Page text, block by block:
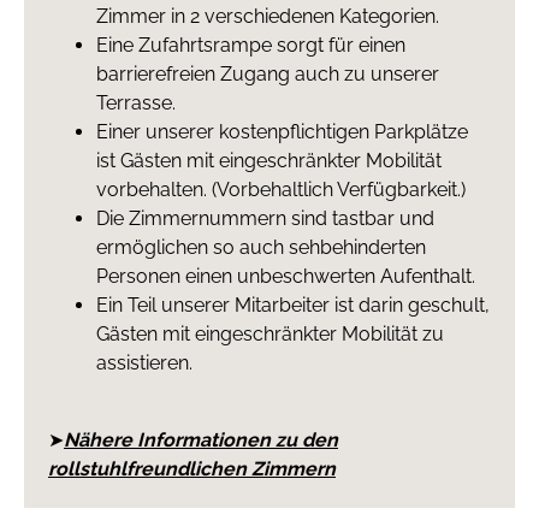
Zimmer in 2 verschiedenen Kategorien.
Eine Zufahrtsrampe sorgt für einen
barrierefreien Zugang auch zu unserer
Terrasse.
Einer unserer kostenpflichtigen Parkplätze
ist Gästen mit eingeschränkter Mobilität
vorbehalten. (Vorbehaltlich Verfügbarkeit.)
Die Zimmernummern sind tastbar und
ermöglichen so auch sehbehinderten
Personen einen unbeschwerten Aufenthalt.
Ein Teil unserer Mitarbeiter ist darin geschult,
Gästen mit eingeschränkter Mobilität zu
assistieren.
➤Nähere Informationen zu den
rollstuhlfreundlichen Zimmern